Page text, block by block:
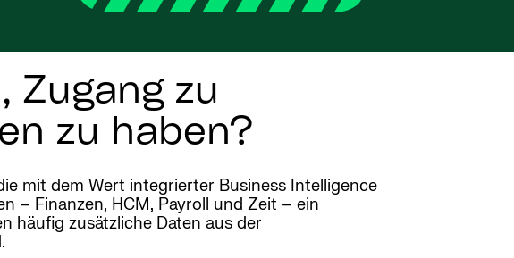
Zugang zu
zu haben?
mit dem Wert integrierter Business Intelligence
– Finanzen, HCM, Payroll und Zeit – ein
häufig zusätzliche Daten aus der